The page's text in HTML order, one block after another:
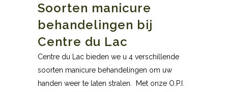
Soorten manicure
behandelingen bij
Centre du Lac
Centre du Lac bieden we u 4 verschillende
soorten manicure behandelingen om uw
handen weer te laten stralen. Met onze O.P.I.